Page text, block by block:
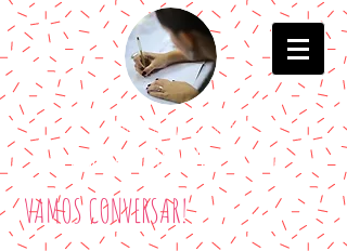
-Escritora de livros infantis-
Debora Hemsi Cuperschmidt
VAMOS CONVERSAR!